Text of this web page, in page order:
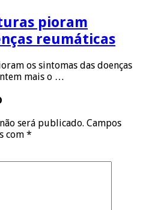
pioram
reumáticas
os sintomas das doenças
mais o …
será publicado. Campos
com *